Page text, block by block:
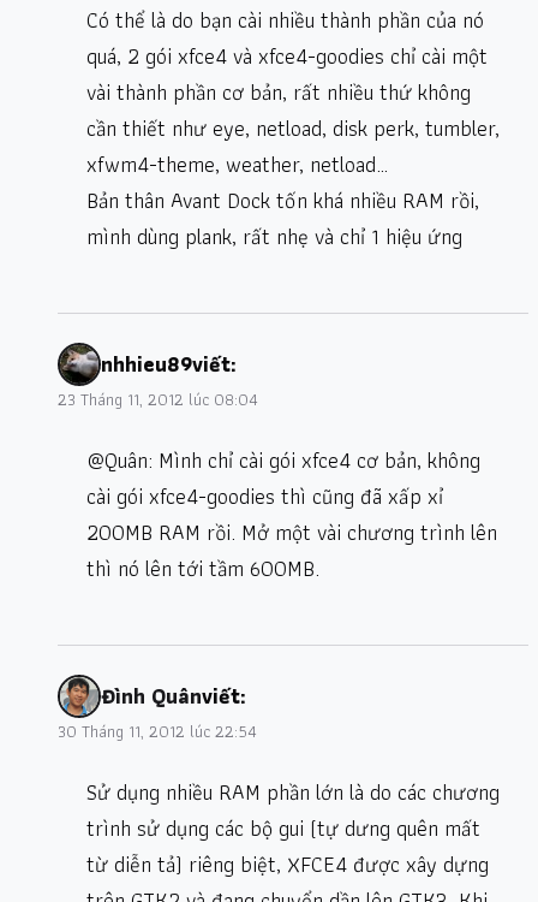
Có thể là do bạn cài nhiều thành phần của nó
quá, 2 gói xfce4 và xfce4-goodies chỉ cài một
vài thành phần cơ bản, rất nhiều thứ không
cần thiết như eye, netload, disk perk, tumbler,
xfwm4-theme, weather, netload…
Bản thân Avant Dock tốn khá nhiều RAM rồi,
mình dùng plank, rất nhẹ và chỉ 1 hiệu ứng
nhhieu89viết:
23 Tháng 11, 2012 lúc 08:04
@Quân: Mình chỉ cài gói xfce4 cơ bản, không
cài gói xfce4-goodies thì cũng đã xấp xỉ
200MB RAM rồi. Mở một vài chương trình lên
thì nó lên tới tầm 600MB.
Đình Quânviết:
30 Tháng 11, 2012 lúc 22:54
Sử dụng nhiều RAM phần lớn là do các chương
trình sử dụng các bộ gui (tự dưng quên mất
từ diễn tả) riêng biệt, XFCE4 được xây dựng